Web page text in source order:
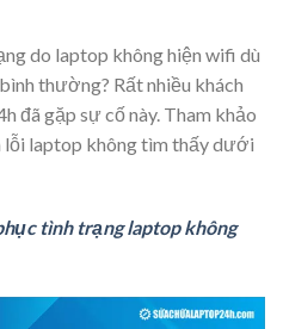
do laptop không hiện wifi dù
thường? Rất nhiều khách
đã gặp sự cố này. Tham khảo
lỗi laptop không tìm thấy dưới
tình trạng laptop không